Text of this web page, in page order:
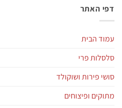
דפי האתר
עמוד הבית
סלסלות פרי
סושי פירות ושוקולד
מתוקים ופיצוחים